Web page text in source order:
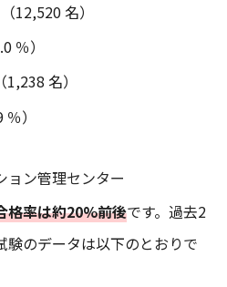
12,520 名）
％）
名）
）
ョン管理センター
格率は約20%前後です。過去2
のデータは以下のとおりで